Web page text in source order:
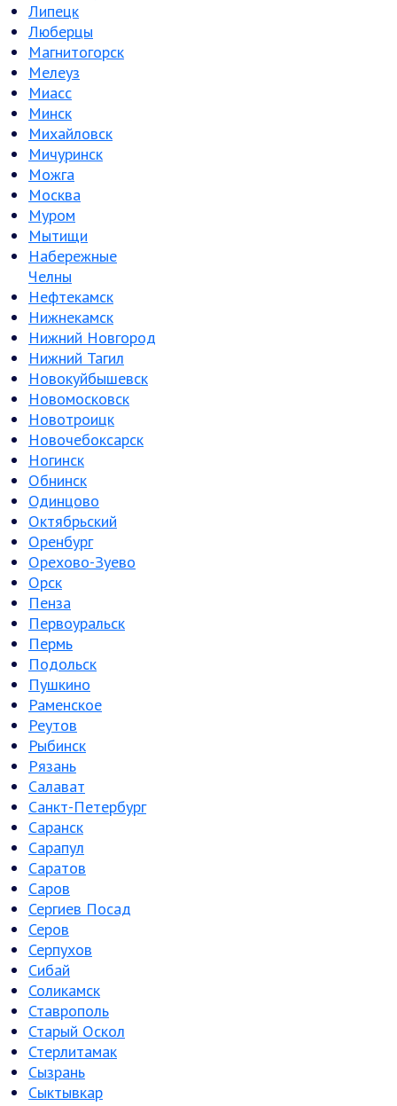
Липецк
Люберцы
Магнитогорск
Мелеуз
Миасс
Минск
Михайловск
Мичуринск
Можга
Москва
Муром
Мытищи
Набережные
Челны
Нефтекамск
Нижнекамск
Нижний Новгород
Нижний Тагил
Новокуйбышевск
Новомосковск
Новотроицк
Новочебоксарск
Ногинск
Обнинск
Одинцово
Октябрьский
Оренбург
Орехово-Зуево
Орск
Пенза
Первоуральск
Пермь
Подольск
Пушкино
Раменское
Реутов
Рыбинск
Рязань
Салават
Санкт-Петербург
Саранск
Сарапул
Саратов
Саров
Сергиев Посад
Серов
Серпухов
Сибай
Соликамск
Ставрополь
Старый Оскол
Стерлитамак
Сызрань
Сыктывкар